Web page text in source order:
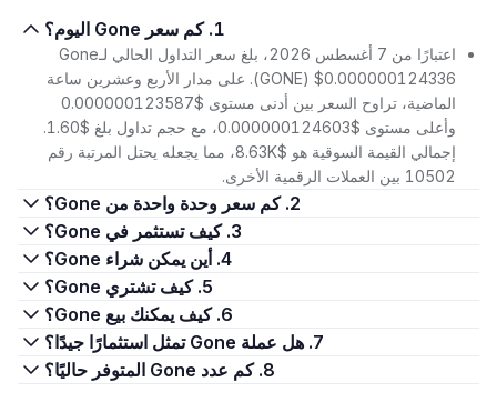
1. كم سعر Gone اليوم؟
اعتبارًا من 7 أغسطس 2026، بلغ سعر التداول الحالي لـGone
(GONE) $0.000000124336. على مدار الأربع وعشرين ساعة
الماضية، تراوح السعر بين أدنى مستوى $0.000000123587
وأعلى مستوى $0.000000124603، مع حجم تداول بلغ $1.60.
إجمالي القيمة السوقية هو $8.63K، مما يجعله يحتل المرتبة رقم
10502 بين العملات الرقمية الأخرى.
2. كم سعر وحدة واحدة من Gone؟
3. كيف تستثمر في Gone؟
4. أين يمكن شراء Gone؟
5. كيف تشتري Gone؟
6. كيف يمكنك بيع Gone؟
7. هل عملة Gone تمثل استثمارًا جيدًا؟
8. كم عدد Gone المتوفر حاليًا؟